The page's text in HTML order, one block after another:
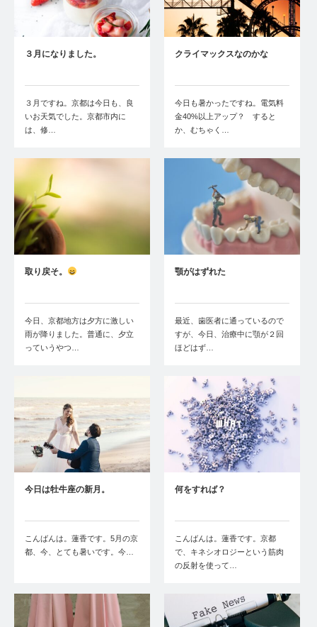
３月になりました。
３月ですね。京都は今日も、良
いお天気でした。京都市内に
は、修…
クライマックスなのかな
今日も暑かったですね。電気料
金40%以上アップ？ すると
か、むちゃく…
取り戻そ。
今日、京都地方は夕方に激しい
雨が降りました。普通に、夕立
っていうやつ…
顎がはずれた
最近、歯医者に通っているので
すが、今日、治療中に顎が２回
ほどはず…
今日は牡牛座の新月。
こんばんは。蓮香です。5月の京
都、今、とても暑いです。今…
何をすれば？
こんばんは。蓮香です。京都
で、キネシオロジーという筋肉
の反射を使って…